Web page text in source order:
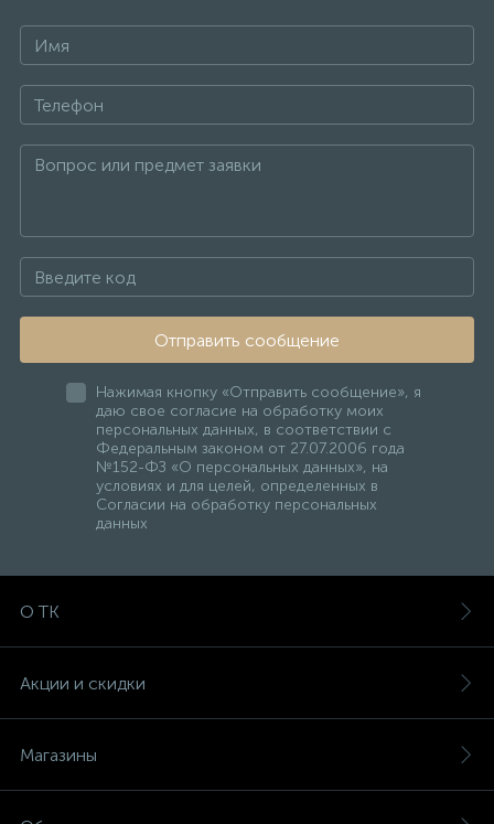
Отправить сообщение
Нажимая кнопку «Отправить сообщение», я
даю свое согласие на обработку моих
персональных данных, в соответствии с
Федеральным законом от 27.07.2006 года
№152-ФЗ «О персональных данных», на
условиях и для целей, определенных в
Согласии на обработку персональных
данных
О ТК
Акции и скидки
Магазины